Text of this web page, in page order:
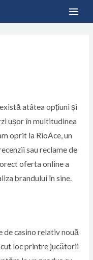
atâtea opțiuni și
ușor în multitudinea
oprit la RioAce, un
sau reclame de
oferta online a
brandului în sine.
de casino relativ nouă
loc printre jucătorii